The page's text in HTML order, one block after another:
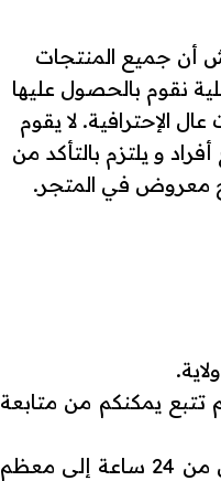
أن جميع المنتجات
نقوم بالحصول عليها
الإحترافية. لا يقوم
و يلتزم بالتأكد من
معروض في المتجر.
يمكنكم من متابعة
متوسط فترة التوصيل أقل من 24 ساعة إلى معظم